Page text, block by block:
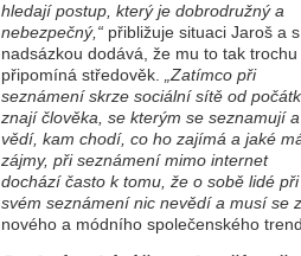
hledají postup, který je dobrodružný a
nebezpečný,“ přibližuje situaci Jaroš a s
nadsázkou dodává, že mu to tak trochu
připomíná středověk.
„Zatímco při
seznámení skrze sociální sítě od
znají člověka, se kterým se seznamují a
vědí, kam chodí, co ho zajímá a jaké
zájmy, při seznámení mimo internet
dochází často k tomu, že o sobě lidé při
svém seznámení nic nevědí a musí se
nového a módního společenského